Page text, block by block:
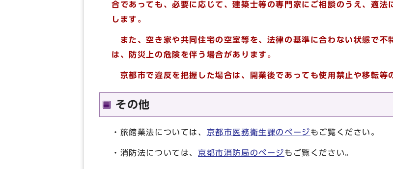
合であっても、必要に応じて、建築士等の専門家にご相談のうえ、適法
します。
また、空き家や共同住宅の空室等を、法律の基準に合わない状態で不
は、防災上の危険を伴う場合があります。
京都市で違反を把握した場合は、開業後であっても使用禁止や移転等
その他
・旅館業法については、 京都市医務衛生課のページもご覧ください。
・消防法については、 京都市消防局のページもご覧ください。